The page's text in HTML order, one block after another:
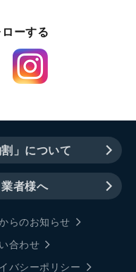
ーする
」について
者様へ
らのお知らせ
合わせ
バシーポリシー